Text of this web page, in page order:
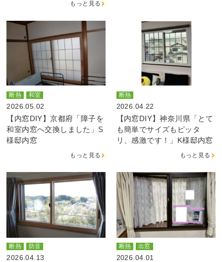
もっと見る
断熱 和室
2026.05.02
【内窓DIY】京都府「障子を
和室内窓へ交換しました」S
様邸内窓
もっと見る
断熱
2026.04.22
【内窓DIY】神奈川県「とて
も簡単でサイズもピッタ
リ、感激です！」K様邸内窓
もっと見る
断熱 防音
2026.04.13
断熱 出窓
2026.04.01